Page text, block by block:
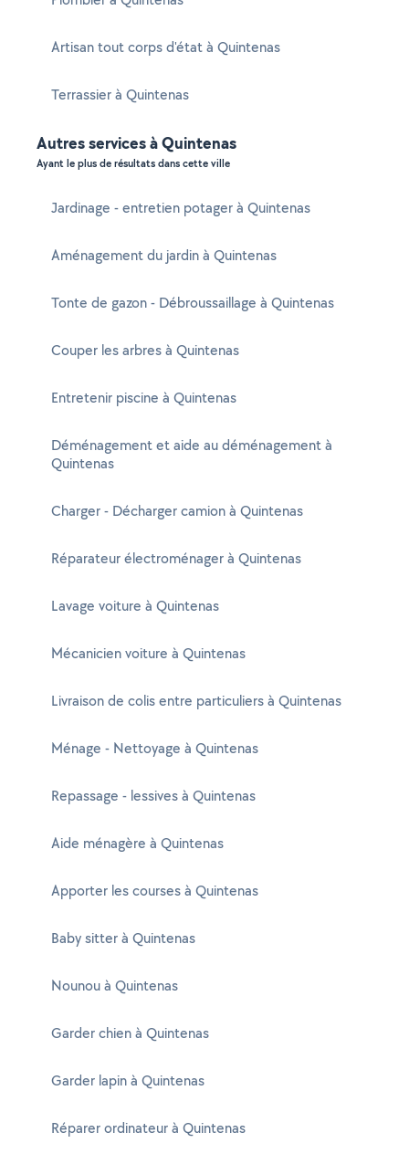
Artisan tout corps d'état à Quintenas
Terrassier à Quintenas
Autres services à Quintenas
Ayant le plus de résultats dans cette ville
Jardinage - entretien potager à Quintenas
Aménagement du jardin à Quintenas
Tonte de gazon - Débroussaillage à Quintenas
Couper les arbres à Quintenas
Entretenir piscine à Quintenas
Déménagement et aide au déménagement à
Quintenas
Charger - Décharger camion à Quintenas
Réparateur électroménager à Quintenas
Lavage voiture à Quintenas
Mécanicien voiture à Quintenas
Livraison de colis entre particuliers à Quintenas
Ménage - Nettoyage à Quintenas
Repassage - lessives à Quintenas
Aide ménagère à Quintenas
Apporter les courses à Quintenas
Baby sitter à Quintenas
Nounou à Quintenas
Garder chien à Quintenas
Garder lapin à Quintenas
Réparer ordinateur à Quintenas